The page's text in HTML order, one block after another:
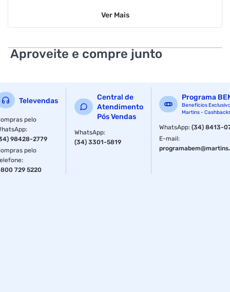
Ver Mais
Aproveite e compre junto
Televendas
pelo
:
98428-2779
pelo
:
729 5220
Central de
Atendimento
Pós Vendas
WhatsApp:
(34) 3301-5819
Programa
Benefícios
Martins -
WhatsApp:(34) 8413-
E-mail: